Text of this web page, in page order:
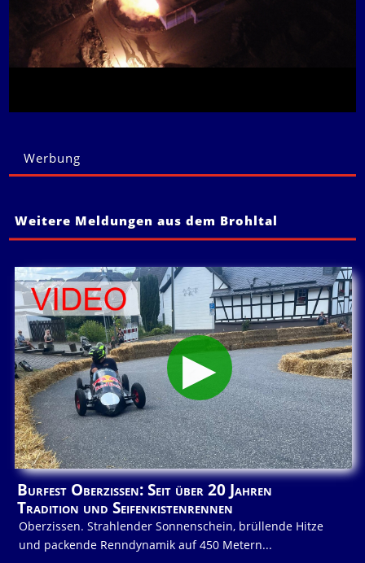
Werbung
Weitere Meldungen aus dem Brohltal
Burfest Oberzissen: Seit über 20 Jahren
Tradition und Seifenkistenrennen
Oberzissen. Strahlender Sonnenschein, brüllende Hitze
und packende Renndynamik auf 450 Metern...